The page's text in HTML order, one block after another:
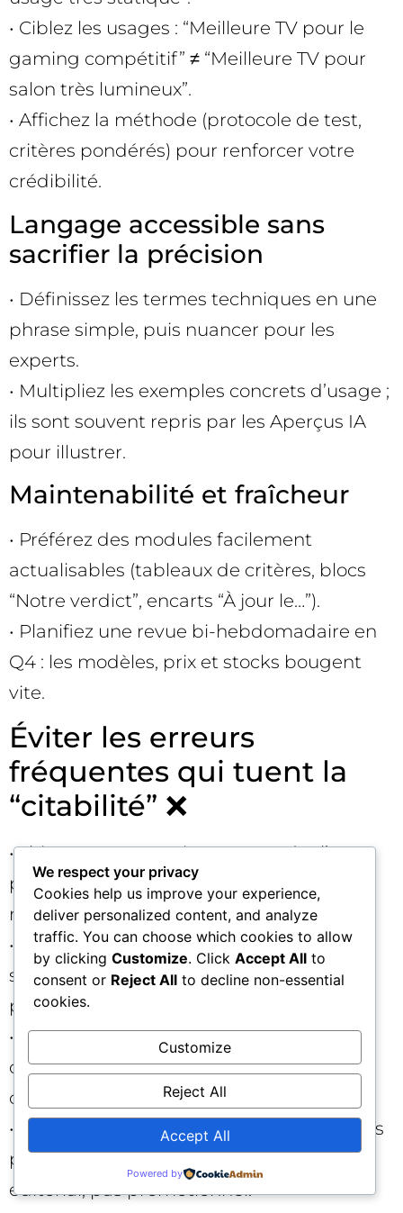
• Ciblez les usages : “Meilleure TV pour le
gaming compétitif” ≠ “Meilleure TV pour
salon très lumineux”.
• Affichez la méthode (protocole de test,
critères pondérés) pour renforcer votre
crédibilité.
Langage accessible sans
sacrifier la précision
• Définissez les termes techniques en une
phrase simple, puis nuancer pour les
experts.
• Multipliez les exemples concrets d’usage ;
ils sont souvent repris par les Aperçus IA
pour illustrer.
Maintenabilité et fraîcheur
• Préférez des modules facilement
actualisables (tableaux de critères, blocs
“Notre verdict”, encarts “À jour le…”).
• Planifiez une revue bi-hebdomadaire en
Q4 : les modèles, prix et stocks bougent
vite.
Éviter les erreurs
fréquentes qui tuent la
“citabilité” ❌
• Thin content ou avis non sourcés : l’IA
privilégie les sources détaillées et
méthodiques.
• Pages fourre-tout (“best-of” trop larges)
sans critères clairs : préférez des angles
précis par usage/budget.
• Balisage incohérent (prix non
concordants, avis artificiels) : les signaux
contradictoires diminuent la confiance.
• Sur-optimisation transactionnelle sur des
pages d’évaluation : gardez un ton
éditorial, pas promotionnel.
We respect your privacy
Cookies help us improve your experience,
deliver personalized content, and analyze
traffic. You can choose which cookies to allow
by clicking Customize. Click Accept All to
consent or Reject All to decline non-essential
cookies.
Customize
Reject All
Accept All
Powered by